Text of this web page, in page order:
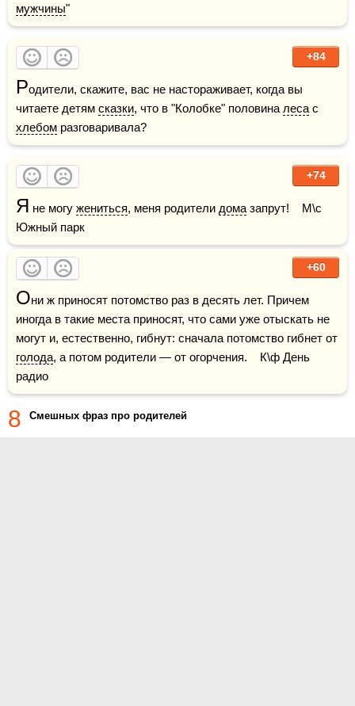
мужчины"
+84
Родители, скажите, вас не настораживает, когда вы
читаете детям сказки, что в "Колобке" половина леса
хлебом разговаривала?
+74
Я не могу жениться, меня родители дома запрут!    М\с
Южный парк
+60
Они ж приносят потомство раз в десять лет. Причем
иногда в такие места приносят, что сами уже отыскать не
голода, а потом родители — от огорчения.    К\ф День
радио
8 Смешных фраз про родителей